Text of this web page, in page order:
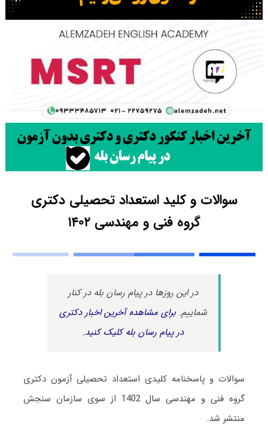
سوالات و کلید استعداد تحصیلی دکتری
گروه فنی و مهندسی ۱۴۰۲
در این روزها در پیام رسان بله در کنار
شماییم.برای مشاهده آخرین اخبار دکتری
در پیام رسان بله کلیک کنید.
سوالات و پاسخنامه کلیدی استعداد تحصیلی آزمون دکتری
گروه فنی و مهندسی سال 1402 از سوی سازمان سنجش
منتشر شد.